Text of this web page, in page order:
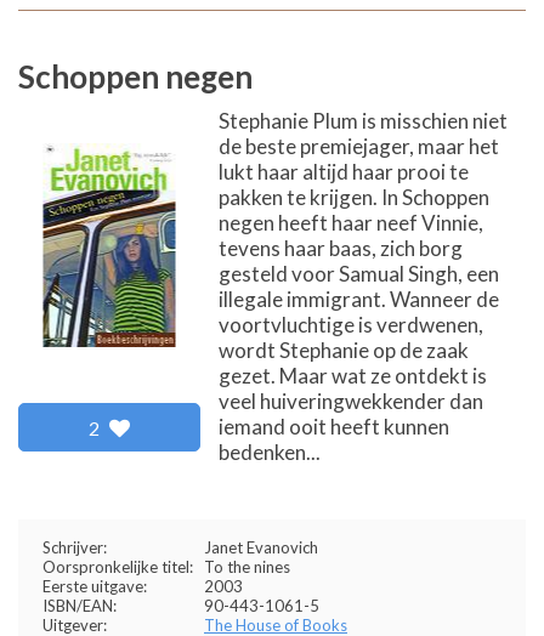
Schoppen negen
2
Stephanie Plum is misschien niet
de beste premiejager, maar het
lukt haar altijd haar prooi te
pakken te krijgen. In Schoppen
negen heeft haar neef Vinnie,
tevens haar baas, zich borg
gesteld voor Samual Singh, een
illegale immigrant. Wanneer de
voortvluchtige is verdwenen,
wordt Stephanie op de zaak
gezet. Maar wat ze ontdekt is
veel huiveringwekkender dan
iemand ooit heeft kunnen
bedenken...
Schrijver:
Janet Evanovich
Oorspronkelijke titel:
To the nines
Eerste uitgave:
2003
ISBN/EAN:
90-443-1061-5
Uitgever:
The House of Books